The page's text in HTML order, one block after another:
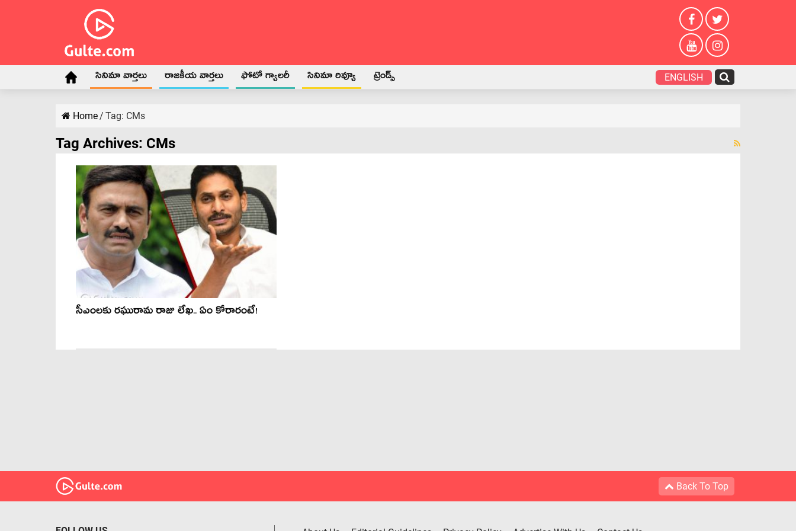
సినిమా వార్తలు రాజకీయ వార్తలు ఫోటో గ్యాలరీ సినిమా రివ్యూ ట్రెండ్స్ ENGLISH
Home/ Tag: CMs
Tag Archives: CMs
సీఎంల‌కు ర‌ఘురామ రాజు లేఖ‌.. ఏం కోరారంటే!
Back To Top